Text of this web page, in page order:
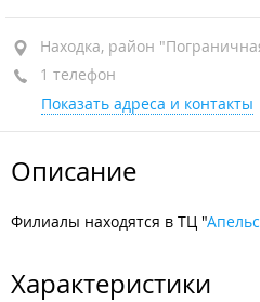
Находка, район
1 телефон
Показать адреса и контакты
Описание
Филиалы находятся в ТЦ "
Характеристики